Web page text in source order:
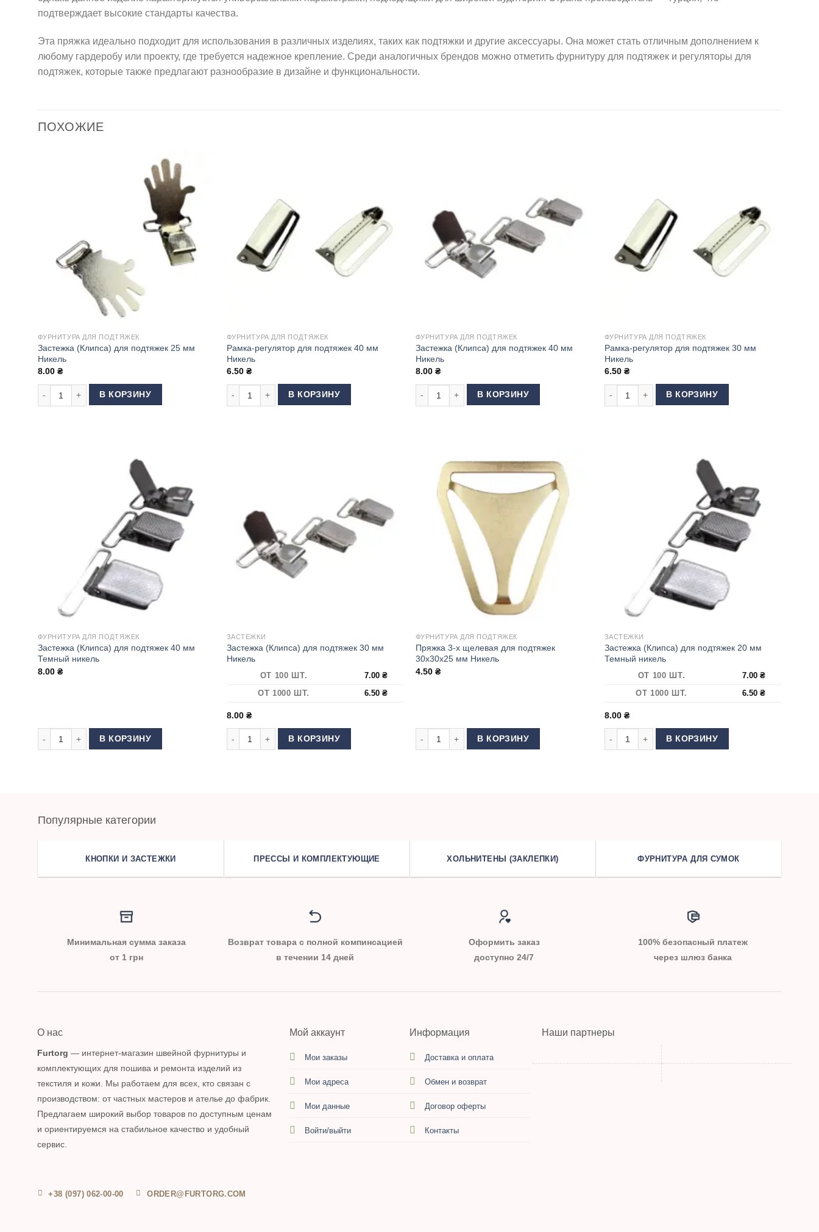
подтверждает высокие стандарты качества.
Эта пряжка идеально подходит для использования в различных изделиях, таких как подтяжки и другие аксессуары. Она может стать отличным дополнением к
любому гардеробу или проекту, где требуется надежное крепление. Среди аналогичных брендов можно отметить фурнитуру для подтяжек и регуляторы для
подтяжек, которые также предлагают разнообразие в дизайне и функциональности.
ПОХОЖИЕ
ФУРНИТУРА ДЛЯ ПОДТЯЖЕК
Застежка (Клипса) для подтяжек 25 мм
Никель
8.00 ₴
Количество товара Застежка (Клипса) для подтяжек 25 мм Никель
В КОРЗИНУ
ФУРНИТУРА ДЛЯ ПОДТЯЖЕК
Рамка-регулятор для подтяжек 40 мм
Никель
6.50 ₴
Количество товара Рамка-регулятор для подтяжек 40 мм Никель
В КОРЗИНУ
ФУРНИТУРА ДЛЯ ПОДТЯЖЕК
Застежка (Клипса) для подтяжек 40 мм
Никель
8.00 ₴
Количество товара Застежка (Клипса) для подтяжек 40 мм Никель
В КОРЗИНУ
ФУРНИТУРА ДЛЯ ПОДТЯЖЕК
Рамка-регулятор для подтяжек 30 мм
Никель
6.50 ₴
Количество товара Рамка-регулятор для подтяжек
В КОРЗИНУ
ФУРНИТУРА ДЛЯ ПОДТЯЖЕК
Застежка (Клипса) для подтяжек 40 мм
Темный никель
8.00 ₴
Количество товара Застежка (Клипса) для подтяжек 40 мм Темный никель
В КОРЗИНУ
ЗАСТЕЖКИ
Застежка (Клипса) для подтяжек 30 мм
Никель
ОТ 100 ШТ. 7.00₴
ОТ 1000 ШТ.
6.50₴
8.00 ₴
Количество товара Застежка (Клипса) для подтяжек 30 мм Никель
В КОРЗИНУ
ФУРНИТУРА ДЛЯ ПОДТЯЖЕК
Пряжка 3-х щелевая для подтяжек
30х30х25 мм Никель
4.50 ₴
Количество товара Пряжка 3-х щелевая для подтяжек 30х30х25 мм Никель
В КОРЗИНУ
ЗАСТЕЖКИ
Застежка (Клипса) для подтяжек 20 мм
Темный никель
ОТ 100 ШТ. 7.00₴
ОТ 1000 ШТ.
6.50₴
8.00 ₴
Количество товара Застежка (Клипса) для подтяжек
В КОРЗИНУ
Популярные категории
КНОПКИ И ЗАСТЕЖКИ ПРЕССЫ И КОМПЛЕКТУЮЩИЕ ХОЛЬНИТЕНЫ (ЗАКЛЕПКИ) ФУРНИТУРА ДЛЯ СУМОК
Минимальная сумма заказа
от 1 грн
Возврат товара с полной компинсацией
в течении 14 дней
Оформить заказ
доступно 24/7
100% безопасный платеж
через шлюз банка
О нас
Furtorg — интернет-магазин швейной фурнитуры и
комплектующих для пошива и ремонта изделий из
текстиля и кожи. Мы работаем для всех, кто связан с
производством: от частных мастеров и ателье до фабрик.
Предлагаем широкий выбор товаров по доступным ценам
и ориентируемся на стабильное качество и удобный
сервис.
+38 (097) 062-00-00 ORDER@FURTORG.COM
Мой аккаунт
Мои заказы
Мои адреса
Мои данные
Войти/выйти
Информация
Доставка и оплата
Обмен и возврат
Договор оферты
Контакты
Наши партнеры